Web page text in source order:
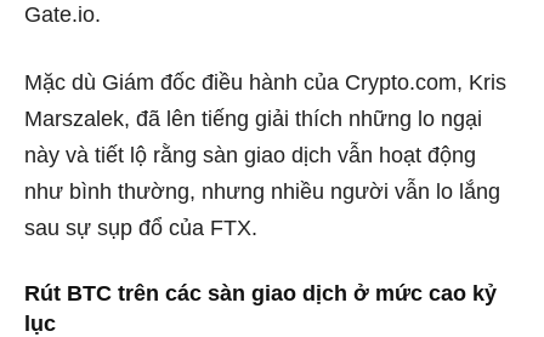
Gate.io.
Mặc dù Giám đốc điều hành của Crypto.com, Kris
Marszalek, đã lên tiếng giải thích những lo ngại
này và tiết lộ rằng sàn giao dịch vẫn hoạt động
như bình thường, nhưng nhiều người vẫn lo lắng
sau sự sụp đổ của FTX.
Rút BTC trên các sàn giao dịch ở mức cao kỷ
lục